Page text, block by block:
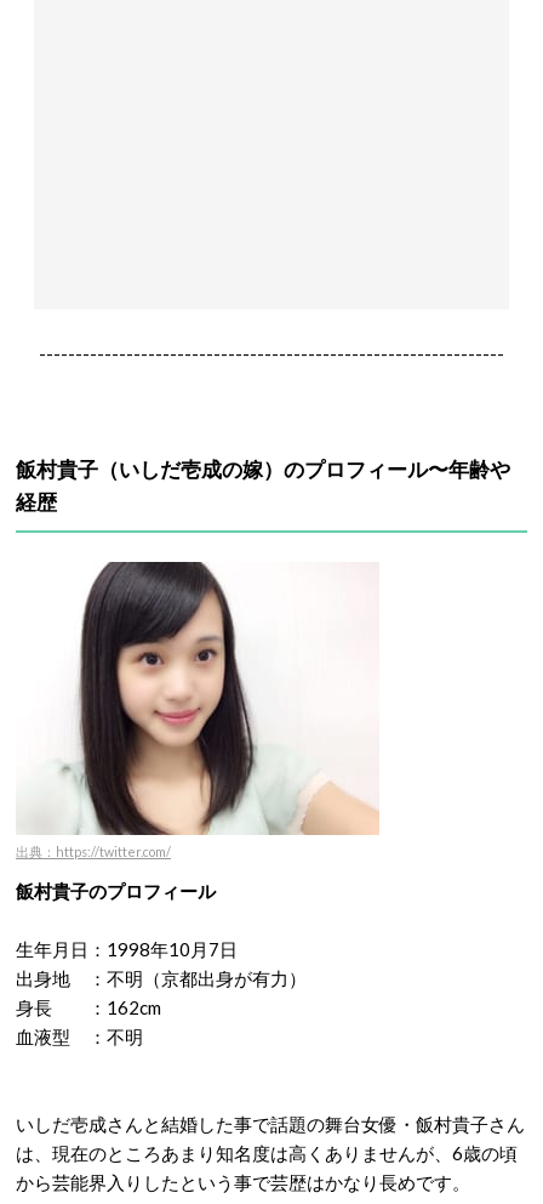
----------------------------------------------------------------
飯村貴子（いしだ壱成の嫁）のプロフィール〜年齢や
経歴
出典：https://twitter.com/
飯村貴子のプロフィール
生年月日：1998年10月7日
出身地 ：不明（京都出身が有力）
身長 ：162cm
血液型 ：不明
いしだ壱成さんと結婚した事で話題の舞台女優・飯村貴子さん
は、現在のところあまり知名度は高くありませんが、6歳の頃
から芸能界入りしたという事で芸歴はかなり長めです。